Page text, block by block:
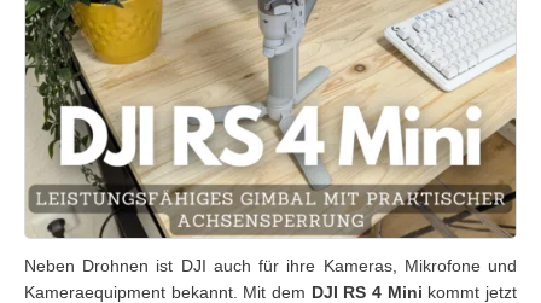
Neben Drohnen ist DJI auch für ihre Kameras, Mikrofone und
Kameraequipment bekannt. Mit dem DJI RS 4 Mini kommt jetzt